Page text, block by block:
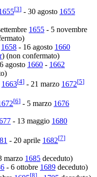
[3] - 30 agosto 1655
1655 - 5 novembre
1658 - 16 agosto 1660
) (non confermato)
agosto 1660 - 1662
1663[4] - 21 marzo 1672[5]
[6] - 5 marzo 1676
- 13 maggio 1680
- 20 aprile 1682[7]
marzo 1685 deceduto)
- 6 ottobre 1689 deceduto)
[8]